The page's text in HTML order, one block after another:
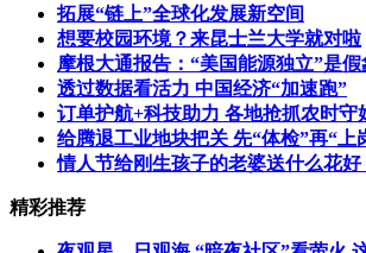
拓展“链上”全球化发展新空间
想要校园环境？来昆士兰大学就对啦
摩根大通报告：“美国能源独立”是
透过数据看活力 中国经济“加速跑”
订单护航+科技助力 各地抢抓农时守
给腾退工业地块把关 先“体检”再“
情人节给刚生孩子的老婆送什么花
精彩推荐